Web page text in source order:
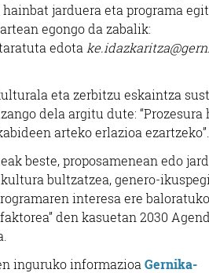
jarduera eta programa
egongo da zabalik:
edota
eta zerbitzu eskaintza
dela argitu dute: “Prozesura
arteko erlazioa ezartzeko”.
beste, proposamenean edo
bultzatzea, genero-
interesa ere
den kasuetan 2030
inguruko informazioa Gernika-